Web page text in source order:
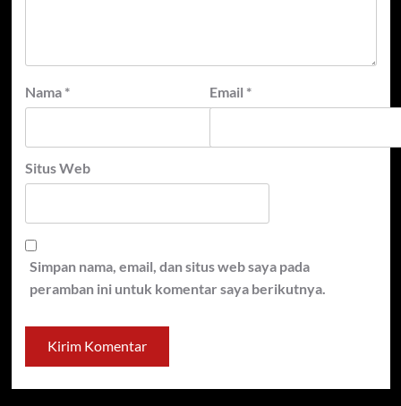
Nama * Email *
Situs Web
Simpan nama, email, dan situs web saya pada
peramban ini untuk komentar saya berikutnya.